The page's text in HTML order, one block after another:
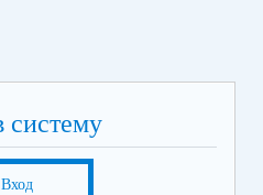
систему
Вход